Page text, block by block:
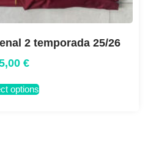
2 temporada 25/26
€
options